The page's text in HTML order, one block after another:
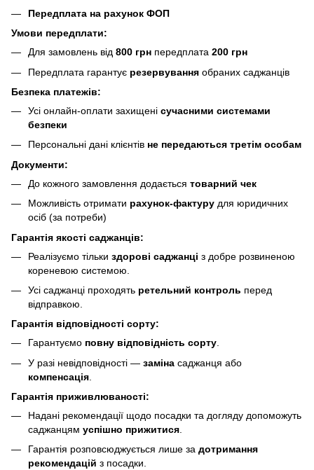
Передплата на рахунок ФОП
Умови передплати:
Для замовлень від 800 грн передплата 200 грн
Передплата гарантує резервування обраних саджанців
Безпека платежів:
Усі онлайн-оплати захищені сучасними системами
безпеки
Персональні дані клієнтів не передаються третім особам
Документи:
До кожного замовлення додається товарний чек
Можливість отримати рахунок-фактуру для юридичних
осіб (за потреби)
Гарантія якості саджанців:
Реалізуємо тільки здорові саджанці з добре розвиненою
кореневою системою.
Усі саджанці проходять ретельний контроль перед
відправкою.
Гарантія відповідності сорту:
Гарантуємо повну відповідність сорту.
У разі невідповідності — заміна саджанця або
компенсація
Гарантія приживлюваності:
Надані рекомендації щодо посадки та догляду допоможуть
саджанцям успішно прижитися
Гарантія розповсюджується лише за дотримання
рекомендацій з посадки.